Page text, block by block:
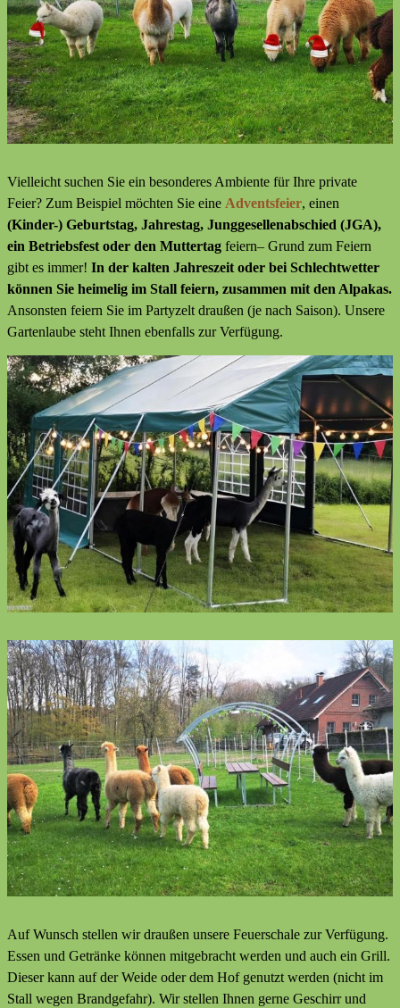
Vielleicht suchen Sie ein besonderes Ambiente für Ihre private
Feier? Zum Beispiel möchten Sie eine Adventsfeier, einen
(Kinder-) Geburtstag, Jahrestag, Junggesellenabschied (JGA),
ein Betriebsfest oder den Muttertag feiern– Grund zum Feiern
gibt es immer! In der kalten Jahreszeit oder bei Schlechtwetter
können Sie heimelig im Stall feiern, zusammen mit den Alpakas.
Ansonsten feiern Sie im Partyzelt draußen (je nach Saison). Unsere
Gartenlaube steht Ihnen ebenfalls zur Verfügung.
Auf Wunsch stellen wir draußen unsere Feuerschale zur Verfügung.
Essen und Getränke können mitgebracht werden und auch ein Grill.
Dieser kann auf der Weide oder dem Hof genutzt werden (nicht im
Stall wegen Brandgefahr). Wir stellen Ihnen gerne Geschirr und